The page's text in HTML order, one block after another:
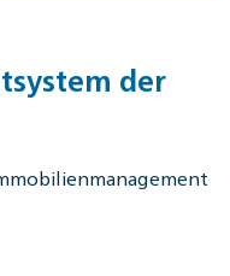
der